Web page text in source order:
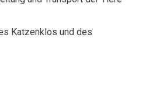
Katzenklos und des